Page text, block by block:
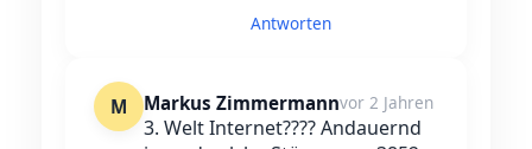
Antworten
M Markus Zimmermannvor 2 Jahren
3. Welt Internet???? Andauernd